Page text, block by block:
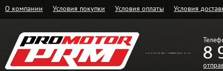
О компании Условия покупки Условия оплаты Условия
8